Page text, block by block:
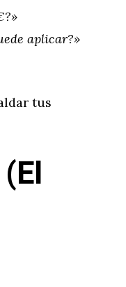
aplicar?»
tus